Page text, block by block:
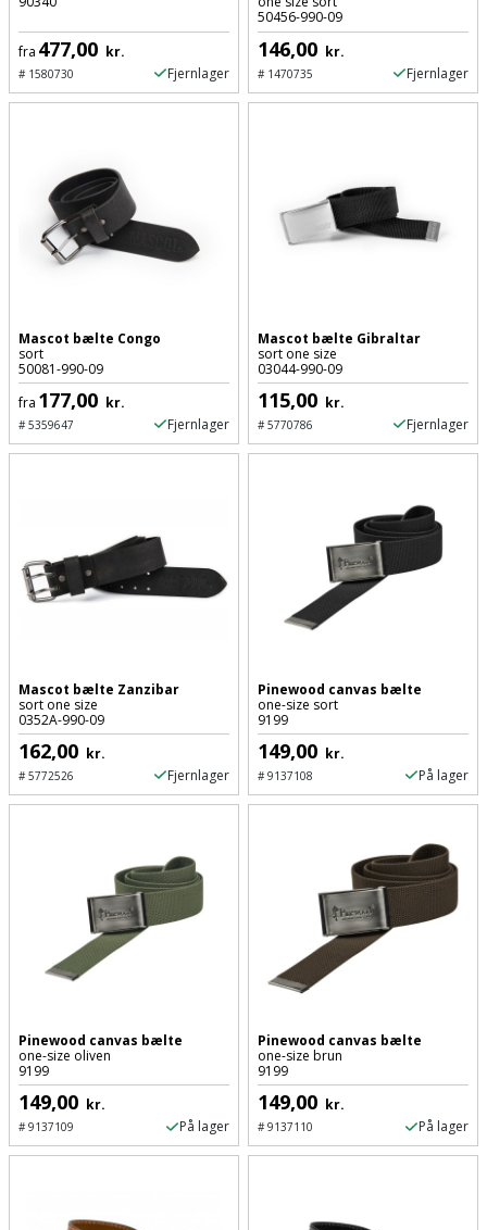
Lecablokke
og
Lofter
Lofttrapper
Murpap
og
murfolie
Mursten
Radonsikring
Rumdeler
grus
Skruer,
bolte
Skunklem
Tag
og
tagplader
Terrassebrædder
Høvl
Kiler
Kniv
og
hobbykniv
Kridtsnor
Lærlingesæt
Målebånd
Mejsel
Murerværktøj
Nedstryger
Oliekande
Palleløfter
Polsøger
Profilsaks
Reb
Detektor
Diamantskæremaskine
Dykkerpistol
Dyksav
Excenterslibertilbehør
Fedtsprøjte
Flamingoskærer
Føringsskinne
Forlængerledning
Fugtmåler
Gipsskruemaskine
Girafsliber
Industristøvsuger
Kantfræser
Kantlimer
Kantlimertilbehør
Robotplæneklipper
Robotplæneklipper
Vandpumpe
Vertikalskærer
Vinduesvasker
Drivhustilbehør
Elartikler
Flagstænger
have
Garderobe
opbevaring
Gavekort
Grill
kajak
Haveredskaber
Haveslange
og
Havetilbehør
Højbede
Højtaler
Hylder
Jagt
fra 477,00 kr.
#1580730 Fjernlager
50456-990-09
146,00 kr.
#1470735 Fjernlager
Mascot bælte Congo
sort
50081-990-09
fra 177,00 kr.
#5359647 Fjernlager
Mascot bælte Gibraltar
sort one size
03044-990-09
115,00 kr.
#5770786 Fjernlager
Mascot bælte Zanzibar
sort one size
0352A-990-09
162,00 kr.
#5772526 Fjernlager
Pinewood canvas bælte
one-size sort
9199
149,00 kr.
#9137108 På lager
Pinewood canvas bælte
one-size oliven
9199
149,00 kr.
#9137109 På lager
Pinewood canvas bælte
one-size brun
9199
149,00 kr.
#9137110 På lager